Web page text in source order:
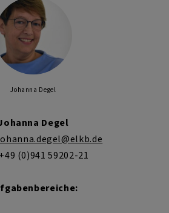
Johanna Degel
Degel
(0)941 59202-21